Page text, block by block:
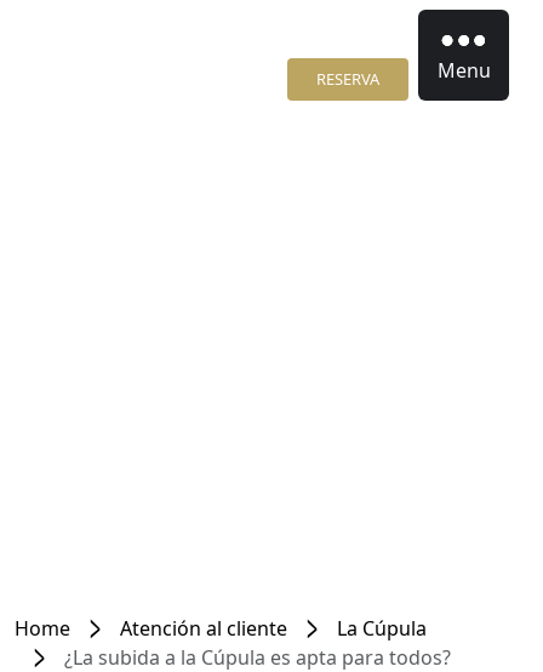
RESERVA Menu
Home Atención al cliente
La Cúpula
¿La subida a la Cúpula es apta para todos?